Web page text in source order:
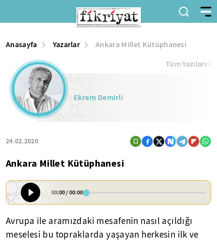
Anasayfa Yazarlar Ankara Millet Kütüphanesi
Ekrem Demirli
24.02.2020
Tüm Yazıları
Ankara Millet Kütüphanesi
00:00/00:00
Avrupa ile aramızdaki mesafenin nasıl açıldığı
meselesi bu topraklarda yaşayan herkesin ilk ve